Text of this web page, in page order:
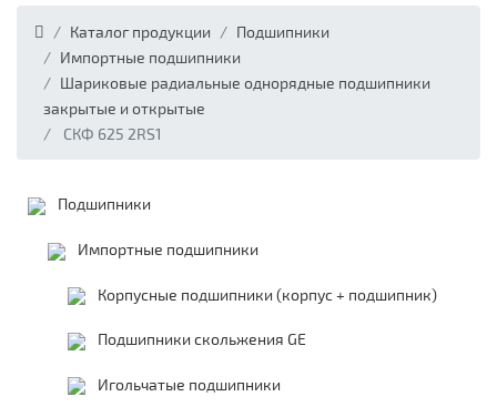
Каталог продукции
Подшипники
Импортные подшипники
Шариковые радиальные однорядные подшипники
закрытые и открытые
СКФ 625 2RS1
Подшипники
Импортные подшипники
Корпусные подшипники (корпус + подшипник)
Подшипники скольжения GE
Игольчатые подшипники